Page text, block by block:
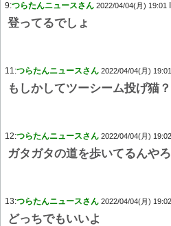
9:つらたんニュースさん 2022/04/04(月) 19:01
登ってるでしょ
11:つらたんニュースさん 2022/04/04(月) 19:01
もしかしてツーシーム投げ猫？
12:つらたんニュースさん 2022/04/04(月) 19:02
ガタガタの道を歩いてるんやろ
13:つらたんニュースさん 2022/04/04(月) 19:02
どっちでもいいよ